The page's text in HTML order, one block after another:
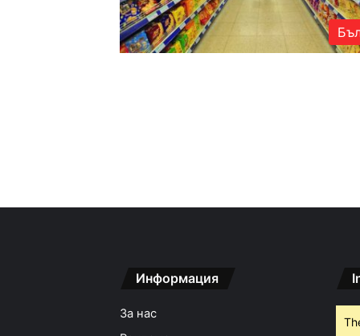
Информация
За нас